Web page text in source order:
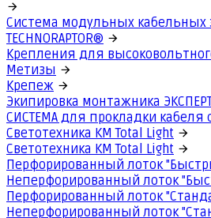
Система модульных кабельных
TECHNORAPTOR®
Крепления для
Метизы
Крепеж
Экипировка монтажника
СИСТЕМА для прокладки кабеля
Светотехника КМ Total Light
Светотехника КМ Total Light
Перфорированный лоток
Неперфорированный лоток
Перфорированный лоток
Неперфорированный лоток